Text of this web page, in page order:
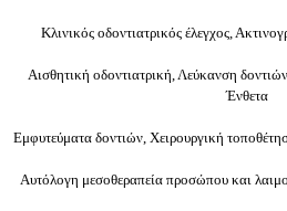
Κλινικός οδοντιατρικός έλεγχος,
Αισθητική οδοντιατρική, Λεύκανση
Ένθετα
Εμφυτεύματα δοντιών, Χειρουργική
Αυτόλογη μεσοθεραπεία προσώπου και